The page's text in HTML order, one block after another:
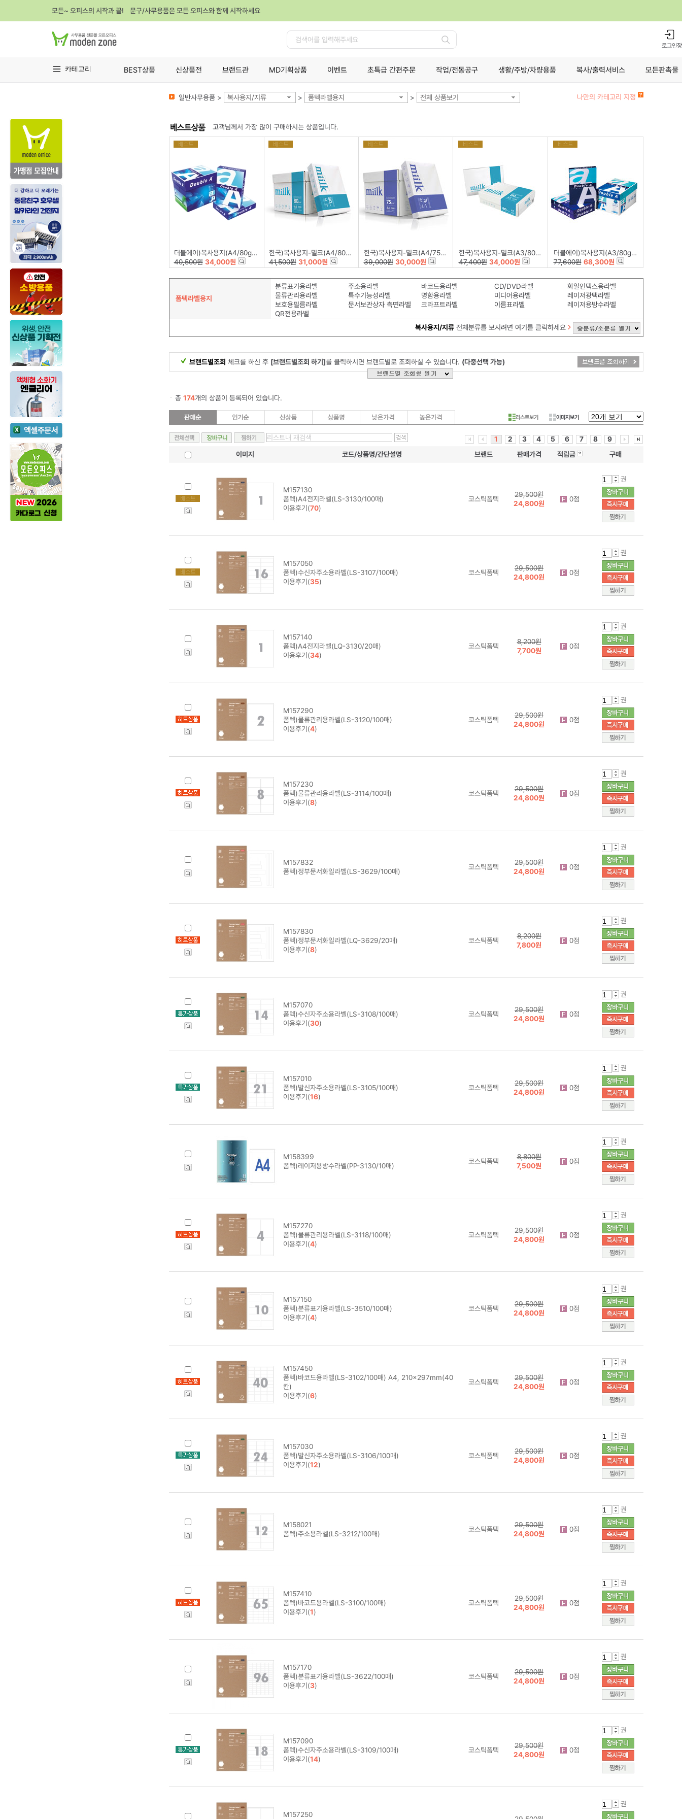
모든~ 오피스의 시작과 끝! 문구/사무용품은 모든 오피스와 함께 시작하세요
검
로그인
카테고리 BEST상품 신상품전 브랜드관 MD기획상품 이벤트 초특급 간편주문 작업/전동공구 생활/주방/차량용품 복사/출력서비스 모든판촉물
일반사무용품 > 복사용지/지류 > 폼텍라벨용지 > 전체 상품보기 나만의 카테고리 지정
고객님께서 가장 많이 구매하시는 상품입니다.
더블에이)복사용지(A4/80g/500매*5권)
40,500원 34,000원
한국)복사용지-밀크(A4/80g/500매*5권)
41,500원 31,000원
한국)복사용지-밀크(A4/75g/500매*5권)
39,000원 30,000원
한국)복사용지-밀크(A3/80g/250매*5권)
47,400원 34,000원
더블에이)복사용지(A3/80g/500매*5권)
77,600원 68,300원
폼텍라벨용지
분류표기용라벨 주소용라벨 바코드용라벨 CD/DVD라벨
화일인덱스용라벨
물류관리용라벨
특수기능성라벨 명함용라벨 미디어용라벨
레이저광택라벨
보호용필름라벨
문서보관상자 측면라벨 크라프트라벨 이름표라벨
레이저용방수라벨
QR전용라벨
복사용지/지류전체분류를 보시려면 여기를 클릭하세요
브랜드별조회 체크를 하신 후 [브랜드별조회 하기]를 클릭하시면 브랜드별로 조회하실 수 있습니다. (다중선택 가능)
총 174개의 상품이 등록되어 있습니다.
리스트보기 이미지보기
1 2 3 4 5 6 7 8
9
이미지
코드/상품명/간단설명 브랜드 판매가격 적립금 구매
M157130
폼텍)A4전지라벨(LS-3130/100매)
이용후기(70)
코스틱폼텍
29,500원
24,800원
0점
권
M157050
폼텍)수신자주소용라벨(LS-3107/100매)
이용후기(35)
코스틱폼텍
29,500원
24,800원
0점
권
M157140
폼텍)A4전지라벨(LQ-3130/20매)
이용후기(34)
코스틱폼텍
8,200원
7,700원
0점
권
M157290
폼텍)물류관리용라벨(LS-3120/100매)
이용후기(4)
코스틱폼텍
29,500원
24,800원
0점
권
M157230
폼텍)물류관리용라벨(LS-3114/100매)
이용후기(8)
코스틱폼텍
29,500원
24,800원
0점
권
M157832
폼텍)정부문서화일라벨(LS-3629/100매)
코스틱폼텍
29,500원
24,800원
0점
권
M157830
폼텍)정부문서화일라벨(LQ-3629/20매)
이용후기(8)
코스틱폼텍
8,200원
7,800원
0점
권
M157070
폼텍)수신자주소용라벨(LS-3108/100매)
이용후기(30)
코스틱폼텍
29,500원
24,800원
0점
권
M157010
폼텍)발신자주소용라벨(LS-3105/100매)
이용후기(16)
코스틱폼텍
29,500원
24,800원
0점
권
M158399
폼텍)레이저용방수라벨(PP-3130/10매)
코스틱폼텍
8,800원
7,500원
0점
권
M157270
폼텍)물류관리용라벨(LS-3118/100매)
이용후기(4)
코스틱폼텍
29,500원
24,800원
0점
권
M157150
폼텍)분류표기용라벨(LS-3510/100매)
이용후기(4)
코스틱폼텍
29,500원
24,800원
0점
권
M157450
폼텍)바코드용라벨(LS-3102/100매) A4, 210x297mm(40
칸)
이용후기(6)
코스틱폼텍
29,500원
24,800원
0점
권
M157030
폼텍)발신자주소용라벨(LS-3106/100매)
이용후기(12)
코스틱폼텍
29,500원
24,800원
0점
권
M158021
폼텍)주소용라벨(LS-3212/100매)
코스틱폼텍
29,500원
24,800원
0점
권
M157410
폼텍)바코드용라벨(LS-3100/100매)
이용후기(1)
코스틱폼텍
29,500원
24,800원
0점
권
M157170
폼텍)분류표기용라벨(LS-3622/100매)
이용후기(3)
코스틱폼텍
29,500원
24,800원
0점
권
M157090
폼텍)수신자주소용라벨(LS-3109/100매)
이용후기(14)
코스틱폼텍
29,500원
24,800원
0점
권
M157250
권